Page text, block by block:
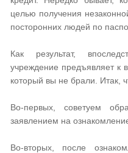
целью получения
посторонних людей по
Как результат,
учреждение предъявляет к
который вы не брали. Итак,
Во-первых, советуем
заявлением на
Во-вторых, после